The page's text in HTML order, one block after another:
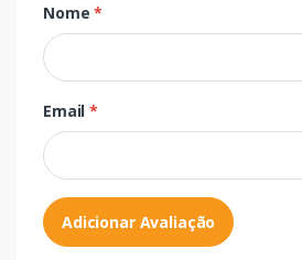
Nome*
Email*
Adicionar Avaliação